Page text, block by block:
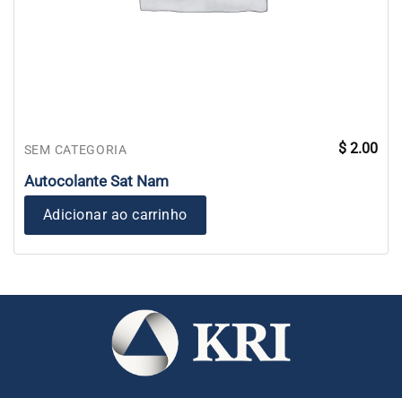
SEM CATEGORIA
Autocolante Sat Nam
$ 2.00
Adicionar ao carrinho